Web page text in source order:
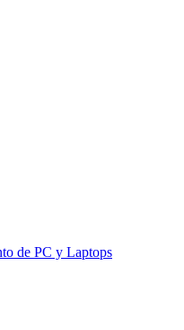
de PC y Laptops